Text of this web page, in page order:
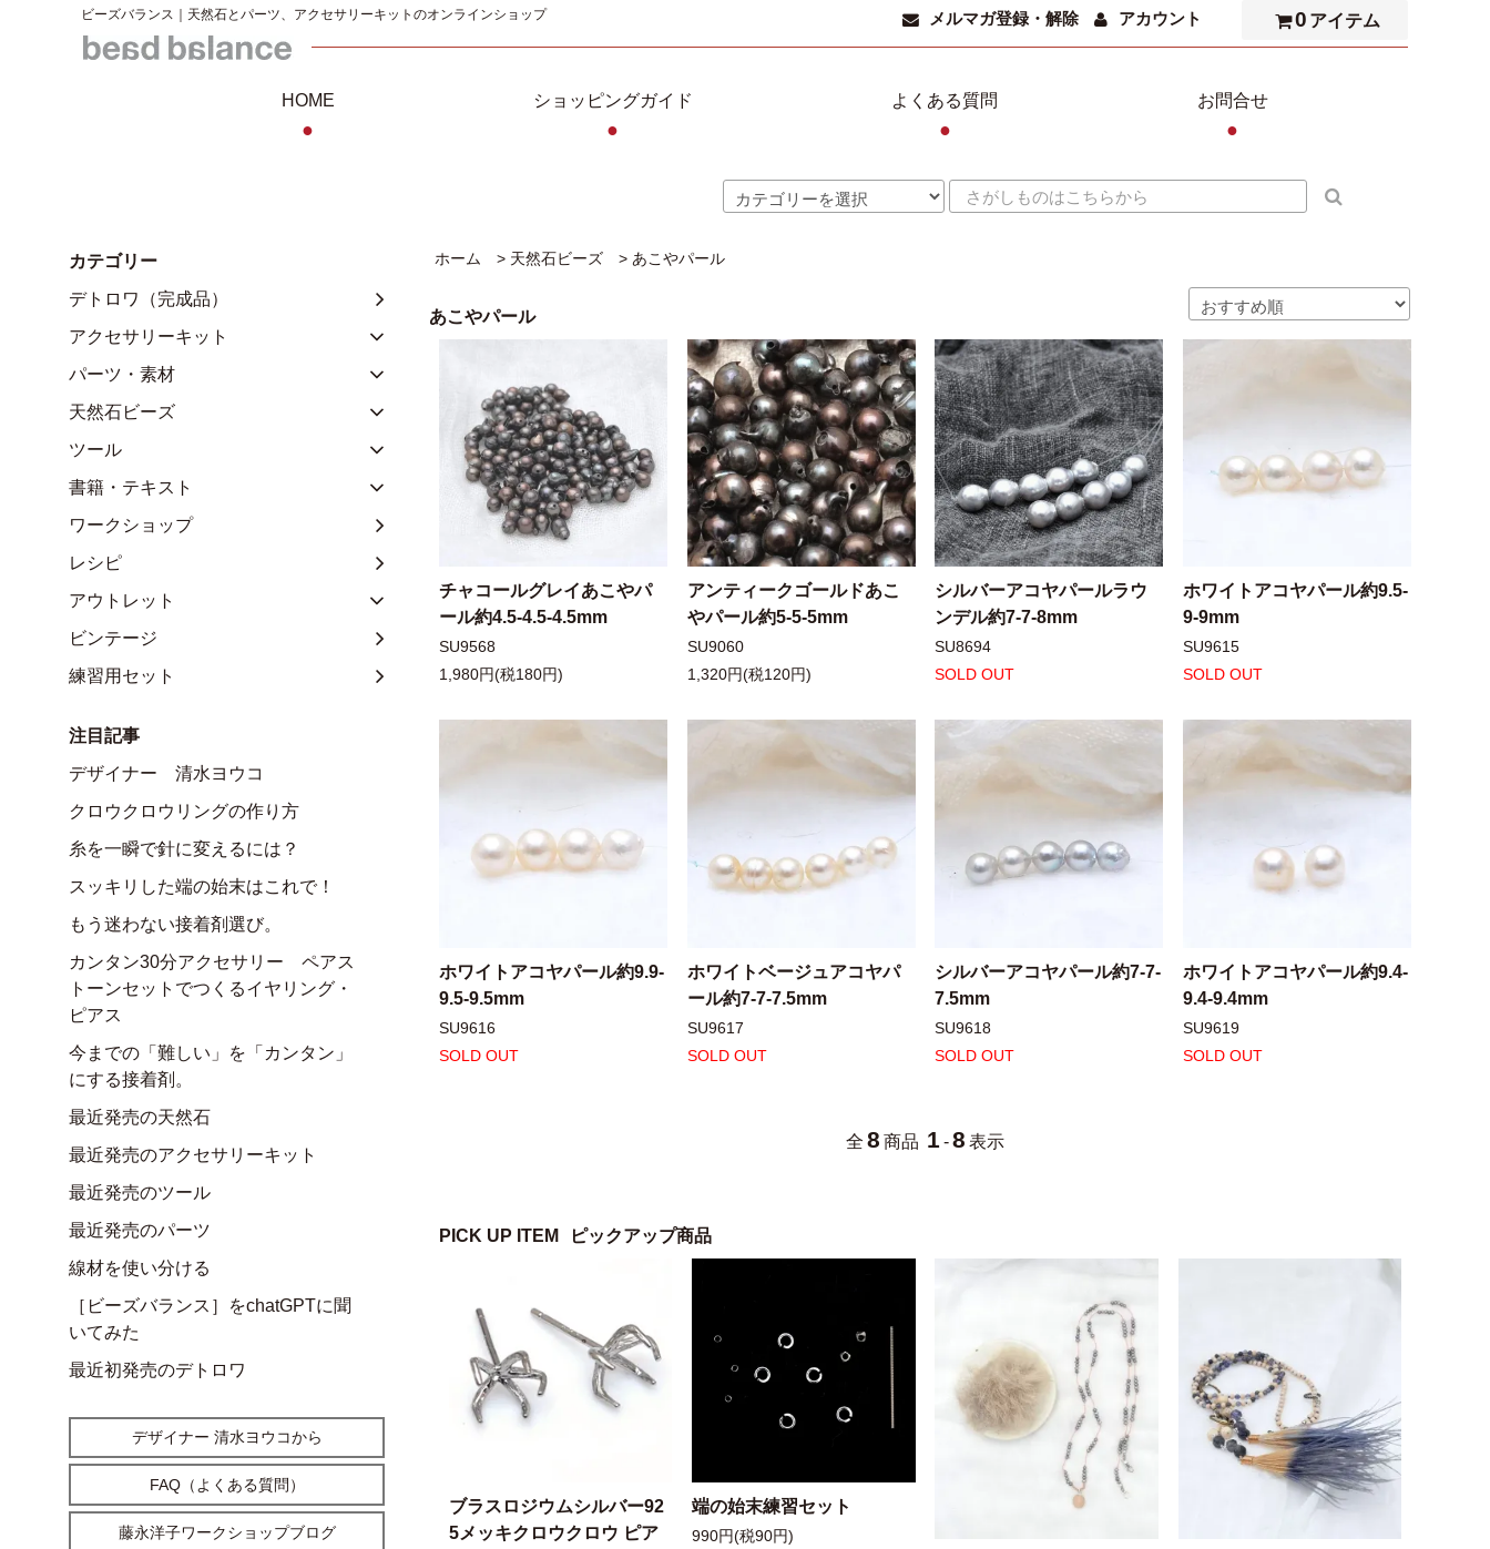
ビーズバランス｜天然石とパーツ、アクセサリーキットのオンラインショップ メルマガ登録・解除 アカウント 0 アイテム
HOME
●
ショッピングガイド
●
よくある質問
●
お問合せ
●
ホーム > 天然石ビーズ > あこやパール
あこやパール
チャコールグレイあこやパ
ール約4.5-4.5-4.5mm
SU9568
1,980円(税180円)
アンティークゴールドあこ
やパール約5-5-5mm
SU9060
1,320円(税120円)
シルバーアコヤパールラウ
ンデル約7-7-8mm
SU8694
SOLD OUT
ホワイトアコヤパール約9.5-
9-9mm
SU9615
SOLD OUT
ホワイトアコヤパール約9.9-
9.5-9.5mm
SU9616
SOLD OUT
ホワイトベージュアコヤパ
ール約7-7-7.5mm
SU9617
SOLD OUT
シルバーアコヤパール約7-7-
7.5mm
SU9618
SOLD OUT
ホワイトアコヤパール約9.4-
9.4-9.4mm
SU9619
SOLD OUT
全 8 商品 1 -8 表示
PICK UP ITEM ピックアップ商品
ブラスロジウムシルバー92
5メッキクロウクロウ ピア
端の始末練習セット
990円(税90円)
カテゴリー
デトロワ（完成品）
アクセサリーキット
パーツ・素材
天然石ビーズ
ツール
書籍・テキスト
ワークショップ
レシピ
アウトレット
ビンテージ
練習用セット
注目記事
デザイナー 清水ヨウコ
クロウクロウリングの作り方
糸を一瞬で針に変えるには？
スッキリした端の始末はこれで！
もう迷わない接着剤選び。
カンタン30分アクセサリー ペアス
トーンセットでつくるイヤリング・
ピアス
今までの「難しい」を「カンタン」
にする接着剤。
最近発売の天然石
最近発売のアクセサリーキット
最近発売のツール
最近発売のパーツ
線材を使い分ける
［ビーズバランス］をchatGPTに聞
いてみた
最近初発売のデトロワ
デザイナー 清水ヨウコから
FAQ（よくある質問）
藤永洋子ワークショップブログ